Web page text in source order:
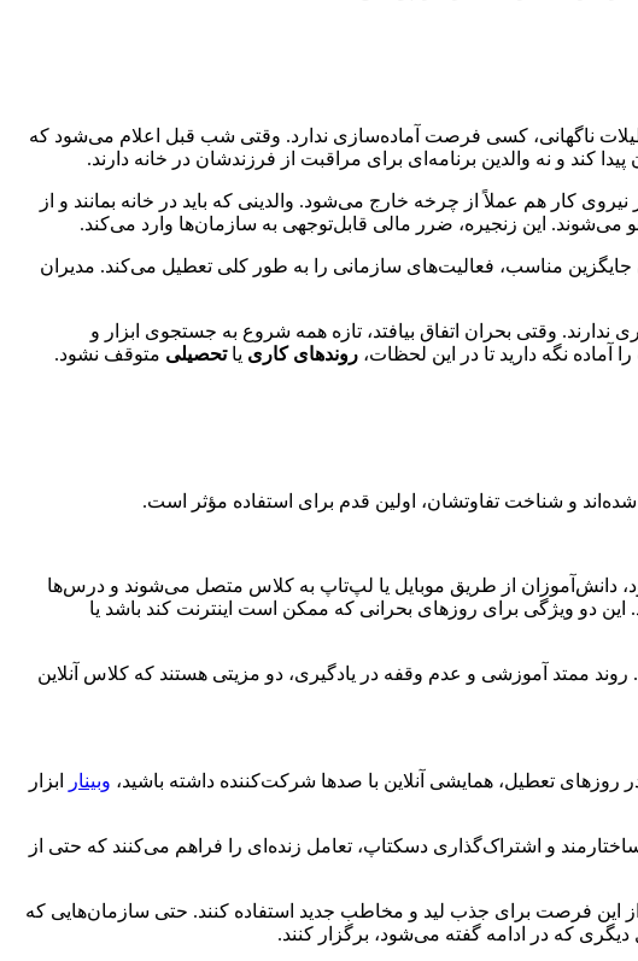
تعطیلات ناگهانی، کسی فرصت آماده‌سازی ندارد. وقتی شب قبل اعلام می‌شود که
کند و نه والدین برنامه‌ای برای مراقبت از فرزندشان در خانه دارند.
کار هم عملاً از چرخه خارج می‌شود. والدینی که باید در خانه بمانند و از
می‌شوند. این زنجیره، ضرر مالی قابل‌توجهی به سازمان‌ها وارد می‌کند.
مناسب، فعالیت‌های سازمانی را به طور کلی تعطیل می‌کند. مدیران
وقتی بحران اتفاق بیافتد، تازه همه شروع به جستجوی ابزار و
آماده نگه دارید تا در این لحظات، روندهای کاری یاتحصیلی متوقف نشود.
و شناخت تفاوتشان، اولین قدم برای استفاده مؤثر است.
دانش‌آموزان از طریق موبایل یا لپ‌تاپ به کلاس متصل می‌شوند و درس‌ها
این دو ویژگی برای روزهای بحرانی که ممکن است اینترنت کند باشد یا
ممتد آموزشی و عدم وقفه در یادگیری، دو مزیتی هستند که کلاس آنلاین
تعطیل، همایشی آنلاین با صدها شرکت‌کننده داشته باشید، وبینار
ابزار
و اشتراک‌گذاری دسکتاپ، تعامل زنده‌ای را فراهم می‌کنند که حتی از
این فرصت برای جذب لید و مخاطب جدید استفاده کنند. حتی سازمان‌هایی که